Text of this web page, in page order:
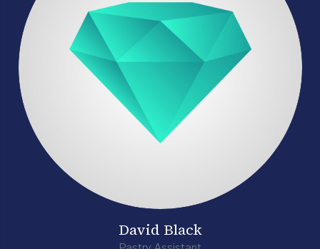
David Black